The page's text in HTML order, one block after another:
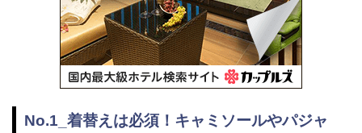
No.1_着替えは必須！キャミソールやパジャ